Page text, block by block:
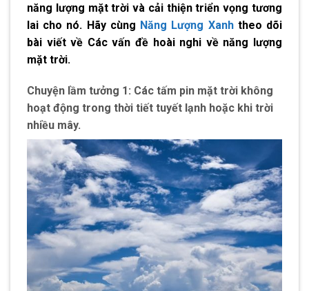
năng lượng mặt trời và cải thiện triển vọng tương
lai cho nó. Hãy cùng Năng Lượng Xanhtheo dõi
bài viết về Các vấn đề hoài nghi về năng lượng
mặt trời.
Chuyện lầm tưởng 1: Các tấm pin mặt trời không
hoạt động trong thời tiết tuyết lạnh hoặc khi trời
nhiều mây.